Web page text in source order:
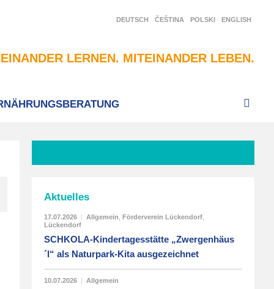
DEUTSCH ČEŠTINA POLSKI ENGLISH
LERNEN. MITEINANDER LEBEN.
Aktuelles
17.07.2026 | Allgemein Förderverein Lückendorf
Lückendorf
SCHKOLA-Kindertagesstätte „Zwergenhäus
´l“ als Naturpark-Kita ausgezeichnet
10.07.2026 | Allgemein